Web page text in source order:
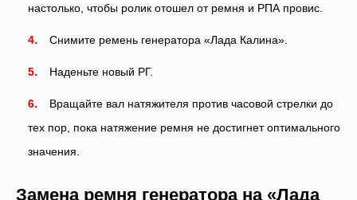
настолько, чтобы ролик отошел от ремня и РПА провис.
Снимите ремень генератора «Лада Калина».
Наденьте новый РГ.
Вращайте вал натяжителя против часовой стрелки до
тех пор, пока натяжение ремня не достигнет оптимального
значения.
Замена ремня генератора на «Лада